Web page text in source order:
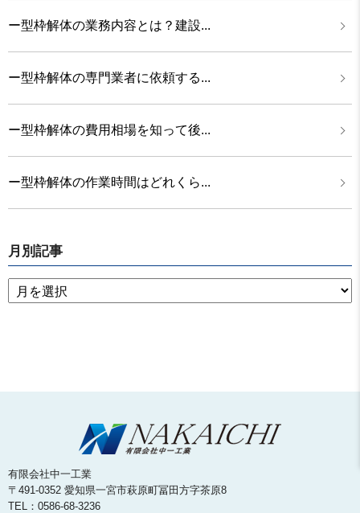
ー型枠解体の業務内容とは？建設...
ー型枠解体の専門業者に依頼する...
ー型枠解体の費用相場を知って後...
ー型枠解体の作業時間はどれくら...
月別記事
有限会社中一工業
〒491-0352 愛知県一宮市萩原町冨田方字茶原8
TEL：0586-68-3236